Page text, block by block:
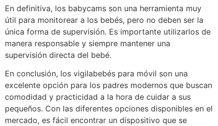
En definitiva, los babycams son una herramienta muy
útil para monitorear a los bebés, pero no deben ser la
única forma de supervisión. Es importante utilizarlos de
manera responsable y siempre mantener una
supervisión directa del bebé.
En conclusión, los vigilabebés para móvil son una
excelente opción para los padres modernos que buscan
comodidad y practicidad a la hora de cuidar a sus
pequeños. Con las diferentes opciones disponibles en el
mercado, es fácil encontrar un dispositivo que se